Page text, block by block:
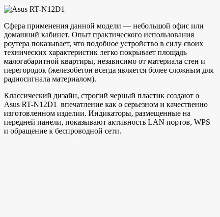
Сфера применения данной модели — небольшой офис или
домашний кабинет. Опыт практического использования
роутера показывает, что подобное устройство в силу своих
технических характеристик легко покрывает площадь
малогабаритной квартиры, независимо от материала стен и
перегородок (железобетон всегда является более сложным для
радиосигнала материалом).
Классический дизайн, строгий черный пластик создают о
Asus RT-N12D1 впечатление как о серьезном и качественно
изготовленном изделии. Индикаторы, размещенные на
передней панели, показывают активность LAN портов, WPS
и обращение к беспроводной сети.